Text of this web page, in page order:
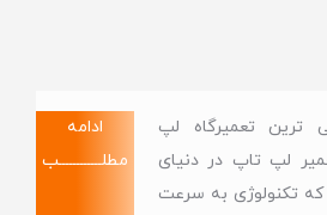
ترین تعمیرگاه لپ
لپ تاپ در دنیای
که تکنولوژی به سرعت
ادامه
مطلــــــــــــب